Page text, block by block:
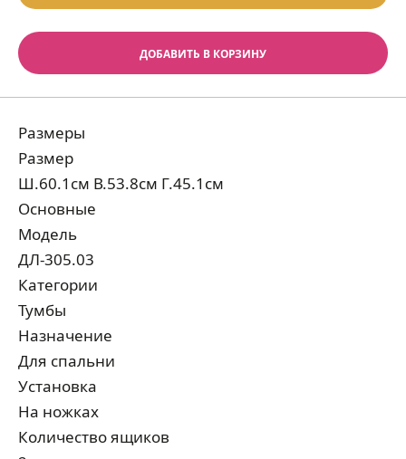
ДОБАВИТЬ В КОРЗИНУ
Размеры
Размер
Ш.60.1см В.53.8см Г.45.1см
Основные
Модель
ДЛ-305.03
Категории
Тумбы
Назначение
Для спальни
Установка
На ножках
Количество ящиков